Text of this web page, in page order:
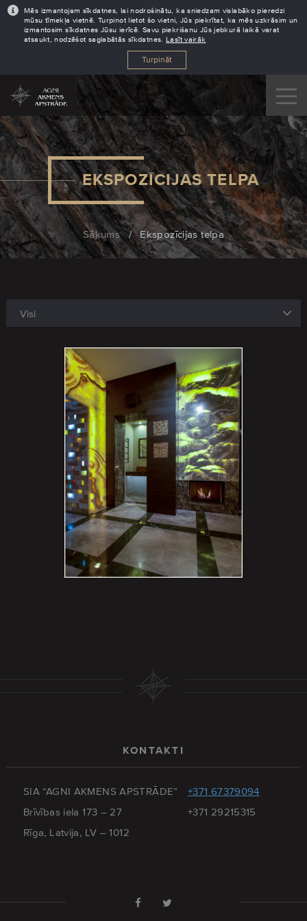
Mēs izmantojam sīkdatnes, lai nodrošinātu, ka sniedzam vislabāko pieredzi
mūsu tīmekļa vietnē. Turpinot lietot šo vietni, Jūs piekrītat, ka mēs uzkrāsim un
izmantosim sīkdatnes Jūsu ierīcē. Savu piekrišanu Jūs jebkurā laikā varat
atsaukt, nodzēšot saglabātās sīkdatnes. Lasīt vairāk
Turpināt
EKSPOZĪCIJAS TELPA
Sākums / Ekspozīcijas telpa
KONTAKTI
SIA “AGNI AKMENS APSTRĀDE”
Brīvības iela 173 – 27
Rīga, Latvija, LV – 1012
+371 67379094
+371 29215315